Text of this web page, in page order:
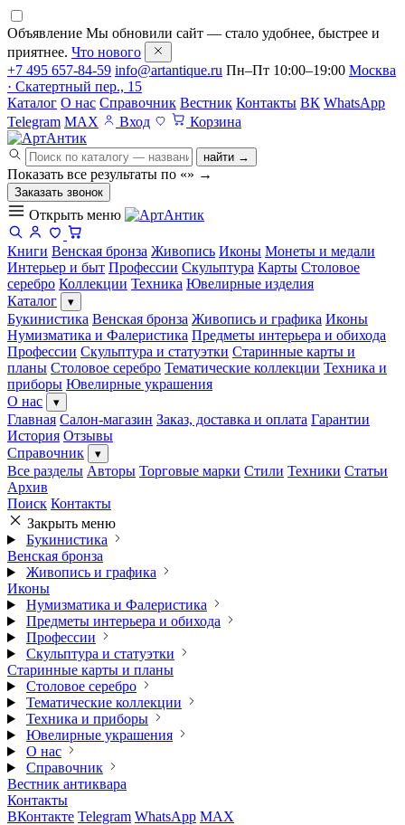
Объявление Мы обновили сайт — стало удобнее, быстрее и
приятнее. Что нового
+7 495 657-84-59 info@artantique.ru Пн–Пт 10:00–19:00 Москва
· Скатертный пер., 15
Каталог О нас Справочник Вестник Контакты ВК WhatsApp
Telegram MAX Вход Корзина
найти →
Показать все результаты по «» →
Заказать звонок
Открыть меню
Книги Венская бронза Живопись Иконы Монеты и медали
Интерьер и быт Профессии Скульптура Карты Столовое
серебро Коллекции Техника Ювелирные изделия
Каталог
▾
Букинистика Венская бронза Живопись и графика Иконы
Нумизматика и Фалеристика Предметы интерьера и обихода
Профессии Скульптура и статуэтки Старинные карты и
планы Столовое серебро Тематические коллекции Техника и
приборы Ювелирные украшения
О нас
▾
Главная Салон-магазин Заказ, доставка и оплата Гарантии
История Отзывы
Справочник
▾
Все разделы Авторы Торговые марки Стили Техники Статьи
Архив
Поиск Контакты
Закрыть меню
Букинистика
Венская бронза
Живопись и графика
Иконы
Нумизматика и Фалеристика
Предметы интерьера и обихода
Профессии
Скульптура и статуэтки
Старинные карты и планы
Столовое серебро
Тематические коллекции
Техника и приборы
Ювелирные украшения
О нас
Справочник
Вестник антиквара
Контакты
ВКонтакте Telegram WhatsApp MAX